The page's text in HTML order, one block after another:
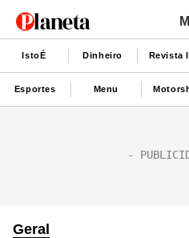
IstoÉ Dinheiro Revista
Esportes Menu
Geral